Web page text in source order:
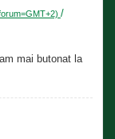
/
mai butonat la